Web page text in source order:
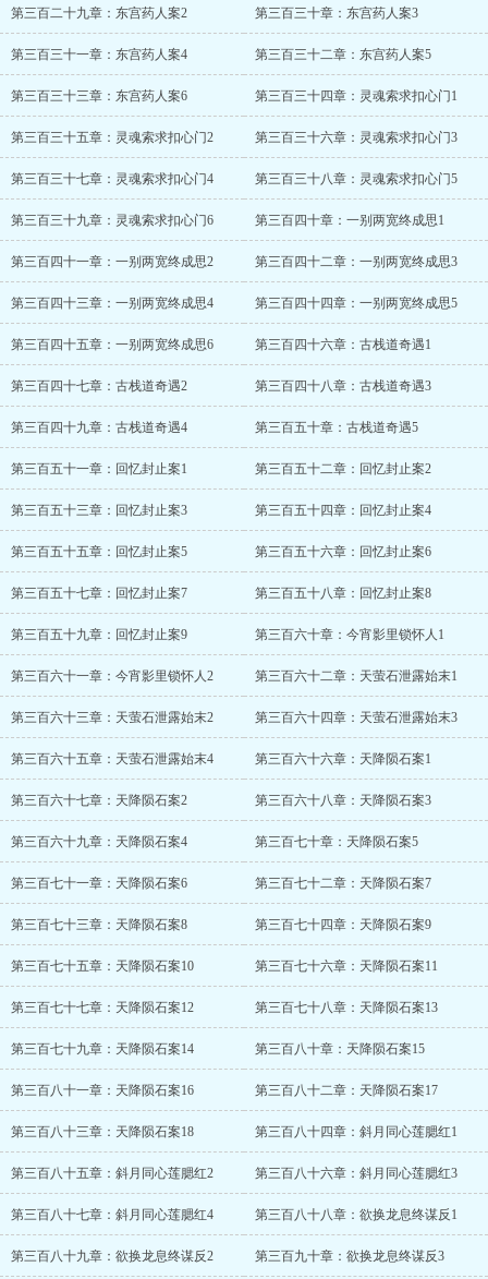
第三百二十九章：东宫药人案2 第三百三十章：东宫药人案3
第三百三十一章：东宫药人案4 第三百三十二章：东宫药人案5
第三百三十三章：东宫药人案6 第三百三十四章：灵魂索求扣心门1
第三百三十五章：灵魂索求扣心门2 第三百三十六章：灵魂索求扣心门3
第三百三十七章：灵魂索求扣心门4 第三百三十八章：灵魂索求扣心门5
第三百三十九章：灵魂索求扣心门6 第三百四十章：一别两宽终成思1
第三百四十一章：一别两宽终成思2 第三百四十二章：一别两宽终成思3
第三百四十三章：一别两宽终成思4 第三百四十四章：一别两宽终成思5
第三百四十五章：一别两宽终成思6 第三百四十六章：古栈道奇遇1
第三百四十七章：古栈道奇遇2 第三百四十八章：古栈道奇遇3
第三百四十九章：古栈道奇遇4 第三百五十章：古栈道奇遇5
第三百五十一章：回忆封止案1 第三百五十二章：回忆封止案2
第三百五十三章：回忆封止案3 第三百五十四章：回忆封止案4
第三百五十五章：回忆封止案5 第三百五十六章：回忆封止案6
第三百五十七章：回忆封止案7 第三百五十八章：回忆封止案8
第三百五十九章：回忆封止案9 第三百六十章：今宵影里锁怀人1
第三百六十一章：今宵影里锁怀人2 第三百六十二章：天萤石泄露始末1
第三百六十三章：天萤石泄露始末2 第三百六十四章：天萤石泄露始末3
第三百六十五章：天萤石泄露始末4 第三百六十六章：天降陨石案1
第三百六十七章：天降陨石案2 第三百六十八章：天降陨石案3
第三百六十九章：天降陨石案4 第三百七十章：天降陨石案5
第三百七十一章：天降陨石案6 第三百七十二章：天降陨石案7
第三百七十三章：天降陨石案8 第三百七十四章：天降陨石案9
第三百七十五章：天降陨石案10 第三百七十六章：天降陨石案11
第三百七十七章：天降陨石案12 第三百七十八章：天降陨石案13
第三百七十九章：天降陨石案14 第三百八十章：天降陨石案15
第三百八十一章：天降陨石案16 第三百八十二章：天降陨石案17
第三百八十三章：天降陨石案18 第三百八十四章：斜月同心莲腮红1
第三百八十五章：斜月同心莲腮红2 第三百八十六章：斜月同心莲腮红3
第三百八十七章：斜月同心莲腮红4 第三百八十八章：欲换龙息终谋反1
第三百八十九章：欲换龙息终谋反2 第三百九十章：欲换龙息终谋反3